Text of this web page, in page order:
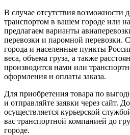
В случае отсутствия возможности
транспортом в вашем городе или
предлагаем варианты
перевозки и паромной перевозки.
города и населенные пункты
веса, объема груза, а также
производится нами или
оформления и оплаты заказа.
Для приобретения товара по
и отправляйте заявки через сайт.
осуществляется курьерской
вас транспортной компанией до
городе.